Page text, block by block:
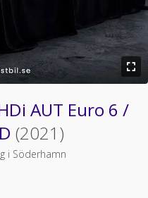
AUT Euro 6 /
(2021)
i Söderhamn